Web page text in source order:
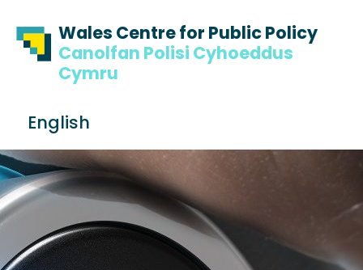
Wales Centre for Public Policy
Canolfan Polisi Cyhoeddus
Cymru
English
a
r
c
h